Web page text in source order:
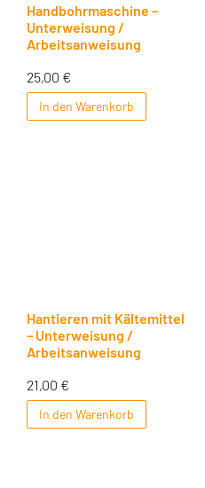
Handbohrmaschine –
Unterweisung /
Arbeitsanweisung
25,00 €
In den Warenkorb
Hantieren mit Kältemittel
– Unterweisung /
Arbeitsanweisung
21,00 €
In den Warenkorb